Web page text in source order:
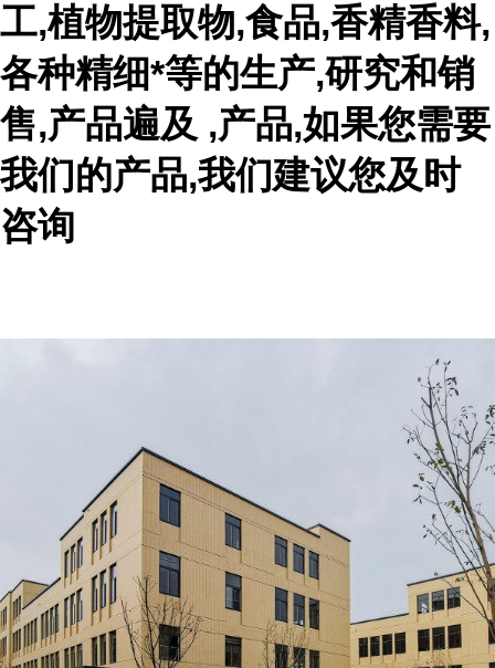
工,植物提取物,食品,香精香料,
各种精细*等的生产,研究和销
售,产品遍及 ,产品,如果您需要
我们的产品,我们建议您及时
咨询